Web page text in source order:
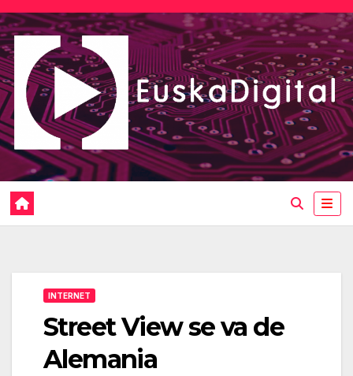
Saltar
al
contenido
INTERNET
Street View se va de
Alemania